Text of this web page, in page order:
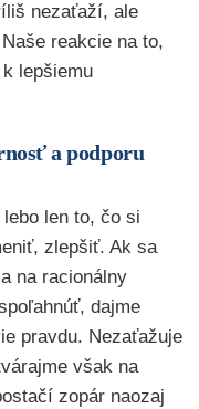
nezaťaží, ale
reakcie na to,
lepšiemu
a podporu
lebo len to, čo si
zlepšiť. Ak sa
na racionálny
dajme
pravdu. Nezaťažuje
však na
zopár naozaj